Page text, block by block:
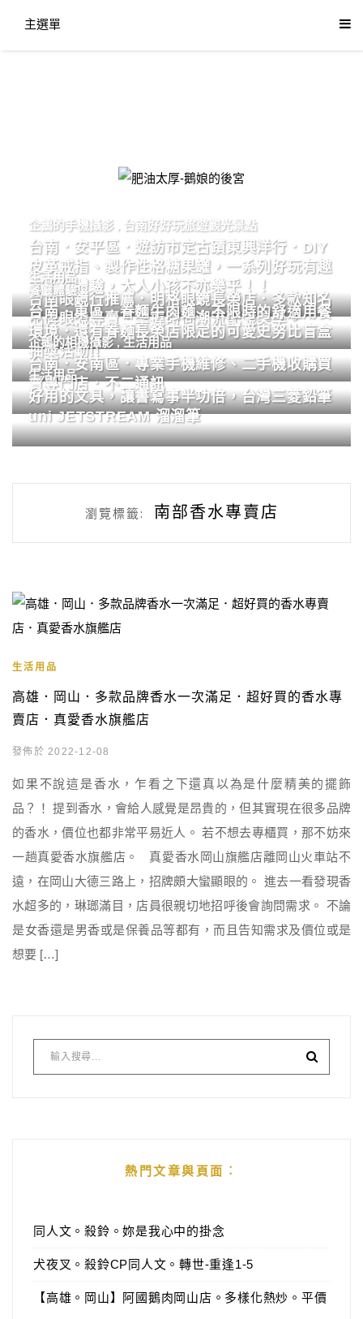
主選單
肥油太厚-鵝娘的後宮
企鵝的手機攝影 台南好好玩旅遊觀光景點
台南．安平區．遊訪市定古蹟東興洋行．DIY
皮革戒指、製作性格糖果罐，一系列好玩有趣
的手作體驗，大人小孩不亦樂乎！！
生活用品
台南眼鏡行推薦．明格眼鏡長榮店．多款知名
品牌眼鏡專賣．掌握時尚潮流配鏡美學。
餐廳體驗
台南．東區．眷麵牛肉麵．不限時的舒適用餐
環境．還有眷麵長榮店限定的可愛史努比盲盒
抽獎活動!!
企鵝的相機攝影,生活用品
台南．安南區．專業手機維修、二手機收購買
賣專門店．不二通訊
生活用品
好用的文具，讓書寫事半功倍，台灣三菱鉛筆
uni JETSTREAM 溜溜筆
瀏覽標籤: 南部香水專賣店
生活用品
高雄．岡山．多款品牌香水一次滿足．超好買的香水專
賣店．真愛香水旗艦店
發佈於 2022-12-08
如果不說這是香水，乍看之下還真以為是什麼精美的擺飾
品？！ 提到香水，會給人感覺是昂貴的，但其實現在很多品牌
的香水，價位也都非常平易近人。 若不想去專櫃買，那不妨來
一趟真愛香水旗艦店。 真愛香水岡山旗艦店離岡山火車站不
遠，在岡山大德三路上，招牌頗大蠻顯眼的。 進去一看發現香
水超多的，琳瑯滿目，店員很親切地招呼後會詢問需求。 不論
是女香還是男香或是保養品等都有，而且告知需求及價位或是
想要 […]
熱門文章與頁面︰
同人文。殺鈴。妳是我心中的掛念
犬夜叉。殺鈴CP同人文。轉世-重逢1-5
【高雄。岡山】阿國鵝肉岡山店。多樣化熱炒。平價